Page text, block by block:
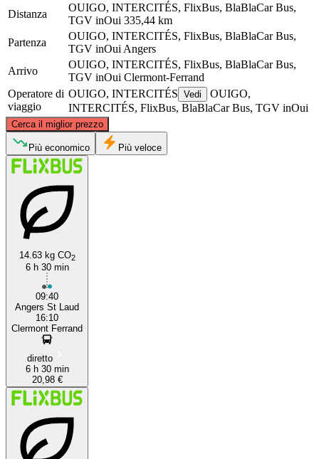
Distanza
OUIGO, INTERCITÉS, FlixBus, BlaBlaCar Bus,
TGV inOui 335,44 km
Partenza
OUIGO, INTERCITÉS, FlixBus, BlaBlaCar Bus,
TGV inOui Angers
Arrivo
OUIGO, INTERCITÉS, FlixBus, BlaBlaCar Bus,
TGV inOui Clermont-Ferrand
Operatore di
viaggio
OUIGO, INTERCITÉS Vedi
OUIGO,
INTERCITÉS, FlixBus, BlaBlaCar Bus, TGV inOui
Cerca il miglior prezzo
©CARTO, ©OpenStreetMapcontributors
Più economico Più veloce
14.63 kg CO2
6 h 30 min
09:40
Angers St Laud
16:10
Clermont Ferrand
diretto
6 h 30 min
20,98 €